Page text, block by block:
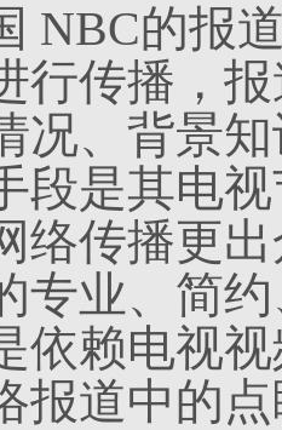
NBC的报
行传播，
况、背景
段是其电
络传播更
专业、简
依赖电视
报道中的